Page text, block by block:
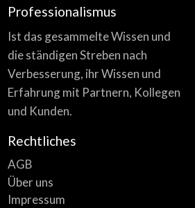
Professionalismus
Ist das gesammelte Wissen und
die ständigen Streben nach
Verbesserung, ihr Wissen und
Erfahrung mit Partnern, Kollegen
und Kunden.
Rechtliches
AGB
Über uns
Impressum